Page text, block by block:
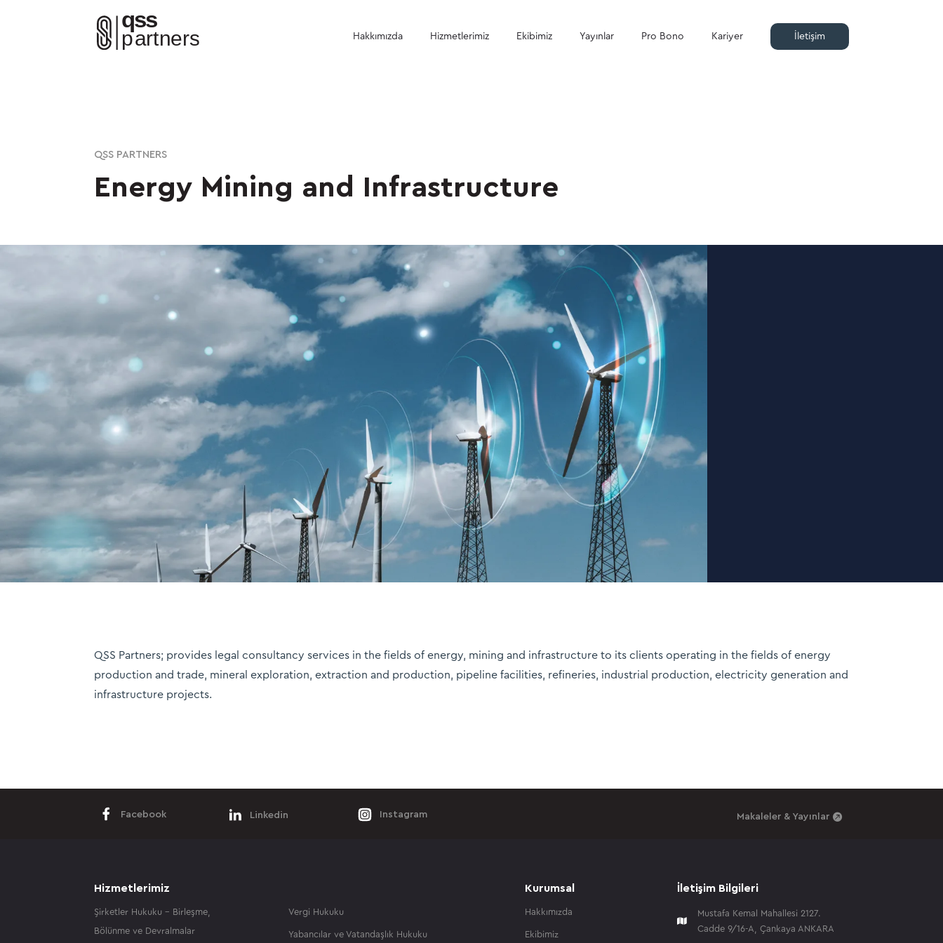
Hakkımızda Hizmetlerimiz Ekibimiz Yayınlar Pro Bono Kariyer İletişim
QSS PARTNERS
Energy Mining and Infrastructure
QSS Partners; provides legal consultancy services in the fields of energy, mining and infrastructure to its clients operating in the fields of energy
production and trade, mineral exploration, extraction and production, pipeline facilities, refineries, industrial production, electricity generation and
infrastructure projects.
Facebook Linkedin Instagram Makaleler & Yayınlar
Hizmetlerimiz
Şirketler Hukuku – Birleşme,
Bölünme ve Devralmalar
Vergi Hukuku
Yabancılar ve Vatandaşlık Hukuku
Kurumsal
Hakkımızda
Ekibimiz
İletişim Bilgileri

Mustafa Kemal Mahallesi 2127.
Cadde 9/16-A, Çankaya ANKARA